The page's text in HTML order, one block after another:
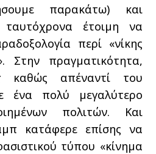
παρακάτω) και
ταυτόχρονα έτοιμη να
περί «νίκης
Στην πραγματικότητα,
καθώς απέναντί του
ένα πολύ μεγαλύτερο
πολιτών. Και
κατάφερε επίσης να
τύπου «κίνημα